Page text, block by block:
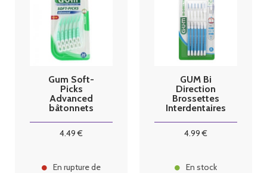
Gum Soft-
Picks
Advanced
bâtonnets
4.49 €
En rupture de
GUM Bi
Direction
Brossettes
Interdentaires
4.99 €
En stock